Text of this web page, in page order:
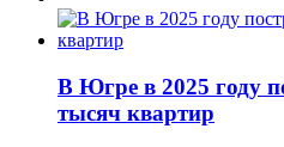
​В Югре в 2025 году
тысяч квартир